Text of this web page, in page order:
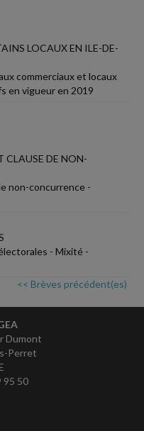
LOCAUX EN ILE-DE-
commerciaux et locaux
en vigueur en 2019
CLAUSE DE NON-
non-concurrence -
- Mixité -
<< Brèves précédent(es)
Dumont
Perret
95 50